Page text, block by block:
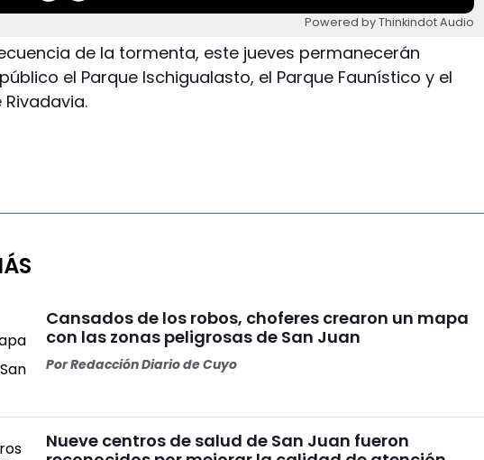
Powered by Thinkindot Audio
de la tormenta, este jueves permanecerán
el Parque Ischigualasto, el Parque Faunístico y el
Cansados de los robos, choferes crearon un mapa
con las zonas peligrosas de San Juan
PorRedacción Diario de Cuyo
Nueve centros de salud de San Juan fueron